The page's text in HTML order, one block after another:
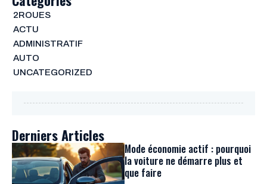
2ROUES
ACTU
ADMINISTRATIF
AUTO
UNCATEGORIZED
Derniers Articles
Mode économie actif : pourquoi
la voiture ne démarre plus et
que faire